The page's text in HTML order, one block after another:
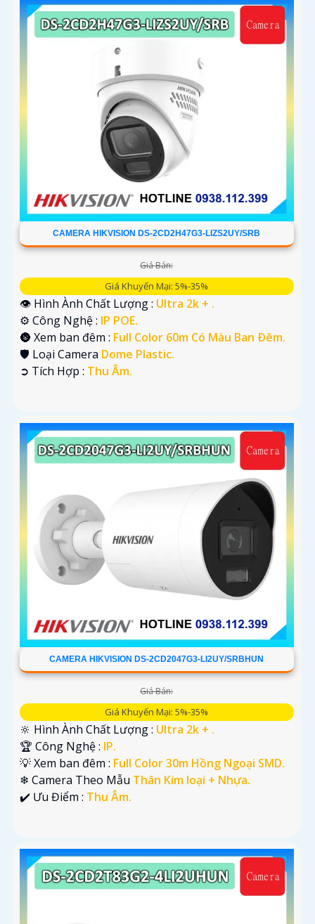
CAMERA HIKVISION DS-2CD2H47G3-LIZS2UY/SRB
Giá Bán:
Giá Khuyến Mại: 5%-35%
👁 Hình Ành Chất Lượng : Ultra 2k + .
⚙ Công Nghệ : IP POE.
🌚 Xem ban đêm : Full Color 60m Có Màu Ban Ðêm.
🛡 Loại Camera Dome Plastic.
️➲ Tích Hợp : Thu Âm.
CAMERA HIKVISION DS-2CD2047G3-LI2UY/SRBHUN
Giá Bán:
Giá Khuyến Mại: 5%-35%
🔆 Hình Ành Chất Lượng : Ultra 2k + .
🏆 Công Nghệ : IP.
💡 Xem ban đêm : Full Color 30m Hồng Ngoại SMD.
❄ Camera Theo Mẫu Thân Kim loại + Nhựa.
️✔️ Ưu Điểm : Thu Âm.